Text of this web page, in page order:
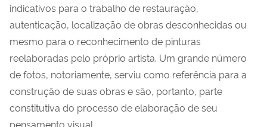
indicativos para o trabalho de restauração,
autenticação, localização de obras desconhecidas ou
mesmo para o reconhecimento de pinturas
reelaboradas pelo próprio artista. Um grande número
de fotos, notoriamente, serviu como referência para a
construção de suas obras e são, portanto, parte
constitutiva do processo de elaboração de seu
pensamento visual.